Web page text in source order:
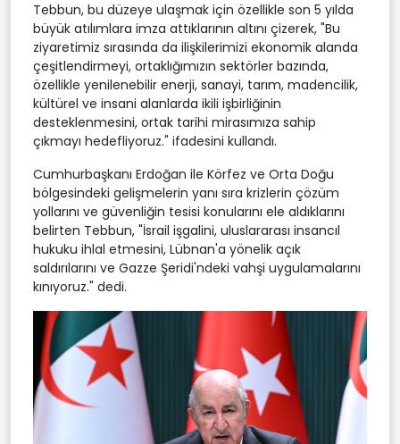
Tebbun, bu düzeye ulaşmak için özellikle son 5 yılda
büyük atılımlara imza attıklarının altını çizerek, "Bu
ziyaretimiz sırasında da ilişkilerimizi ekonomik alanda
çeşitlendirmeyi, ortaklığımızın sektörler bazında,
özellikle yenilenebilir enerji, sanayi, tarım, madencilik,
kültürel ve insani alanlarda ikili işbirliğinin
desteklenmesini, ortak tarihi mirasımıza sahip
çıkmayı hedefliyoruz." ifadesini kullandı.
Cumhurbaşkanı Erdoğan ile Körfez ve Orta Doğu
bölgesindeki gelişmelerin yanı sıra krizlerin çözüm
yollarını ve güvenliğin tesisi konularını ele aldıklarını
belirten Tebbun, "İsrail işgalini, uluslararası insancıl
hukuku ihlal etmesini, Lübnan'a yönelik açık
saldırılarını ve Gazze Şeridi'ndeki vahşi uygulamalarını
kınıyoruz." dedi.